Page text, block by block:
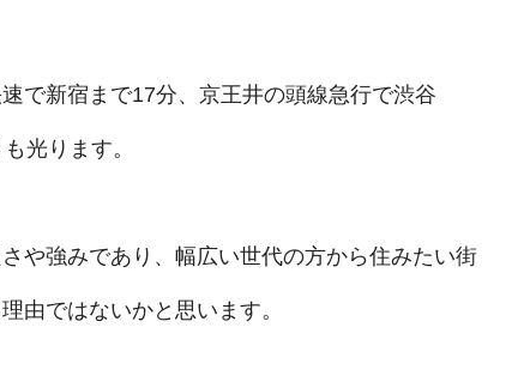
で新宿まで17分、京王井の頭線急行で渋谷
光ります。
や強みであり、幅広い世代の方から住みたい街
由ではないかと思います。